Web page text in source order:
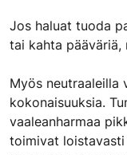
​Jos haluat tuoda
tai kahta pääväriä,
Myös neutraaleilla
kokonaisuuksia.
vaaleanharmaa
toimivat loistavasti